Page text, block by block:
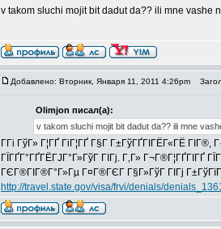
v takom sluchi mojit bit dadut da?? ili mne vashe
Добавлено: Вторник, Января 11, 2011 4:26pm
Olimjon писал(а):
v takom sluchi mojit bit dadut da?? ili mne
Г­Гі ГўГ» Г¦ГҐ ГіГ¦ГҐ Г§Г Г±ГўГҐГІГЁГ«ГЁ
ГЇГҐГ°ГҐГЁГЈГ°Г»ГўГ ГІГј. Г‚Г»
ГЄГ®ГІГ®Г°Г»Гµ Г¤Г®ГЄГ Г§Г»ГўГ ГІГј
http://travel.state.gov/visa/frvi/denials/